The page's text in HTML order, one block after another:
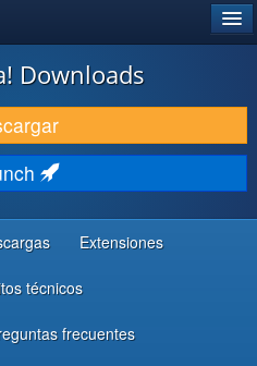
Downloads
Extensiones
técnicos
frecuentes